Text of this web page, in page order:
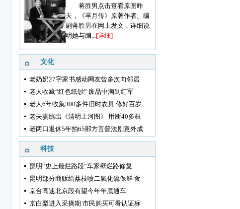
蒋胜男点击查看原图昨
天，《芈月传》原著作者、编
剧蒋胜男在网上发文，详细说
明她与编...[详细]
文化
老奶奶27字家书感动网友曾多次向邻居
老人收藏“红色纸钞” 废品中淘到红军
老人6年收集300多件旧时农具 修好百岁
老夫妻绣出《清明上河图》 用断40多根
老两口退休5年拍65部方言普法剧意外成
科技
昆明“史上最烂路段”车家壁烂路修复
昆明部分商贩给荔枝喷二氧化硫保鲜 食
京台高速北京段有望今年年底通车
京白梨进入采摘期 市民购买可看认证标